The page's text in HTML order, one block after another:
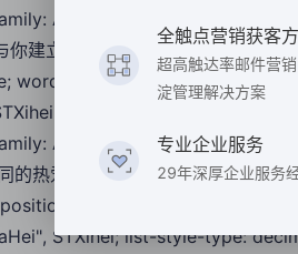
Arial;">：通过提到你们共同认
你建立联系。”</span></
word-break: break-word;
list-style-type:
Arial;">：找到你和对方共同感
的热爱，希望能够交流分享。
inside; word-break:
STXihei; list-style-type:
全触点营销获客
超高触达率邮件营
淀管理解决方案
专业企业服务
29年深厚企业服务